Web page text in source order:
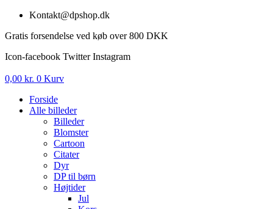
Videre
indhold
Kontakt@dpshop.dk
Gratis forsendelse ved køb over 800 DKK
Icon-facebook Twitter Instagram
0,00 kr. 0 Kurv
Forside
Alle billeder
Billeder
Blomster
Cartoon
Citater
Dyr
DP til børn
Højtider
Jul